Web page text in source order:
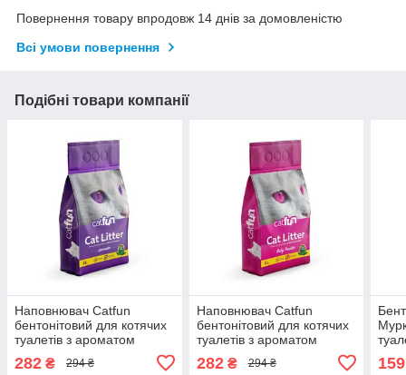
Повернення товару впродовж 14 днів за домовленістю
Всі умови повернення
Подібні товари компанії
Наповнювач Catfun
бентонітовий для котячих
туалетів з ароматом
282 ₴ 294 ₴
Наповнювач Catfun
бентонітовий для котячих
туалетів з ароматом
дитячої присипки 5 л (*)
282₴ 294 ₴ 159